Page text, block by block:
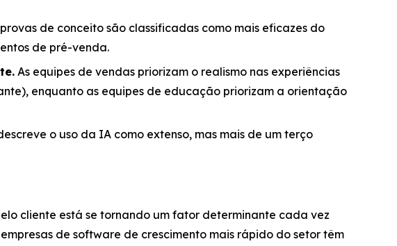
de conceito são classificadas como mais eficazes do
de pré-venda.
As equipes de vendas priorizam o realismo nas experiências
enquanto as equipes de educação priorizam a orientação
o uso da IA como extenso, mas mais de um terço
cliente está se tornando um fator determinante cada vez
de software de crescimento mais rápido do setor têm